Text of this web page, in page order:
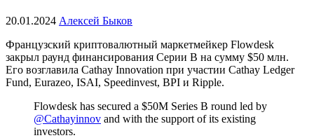
20.01.2024 Алексей Быков
Французский криптовалютный маркетмейкер Flowdesk
закрыл раунд финансирования Серии В на сумму $50 млн.
Его возглавила Cathay Innovation при участии Cathay Ledger
Fund, Eurazeo, ISAI, Speedinvest, BPI и Ripple.‍
Flowdesk has secured a $50M Series B round led by
@Cathayinnov and with the support of its existing
investors.